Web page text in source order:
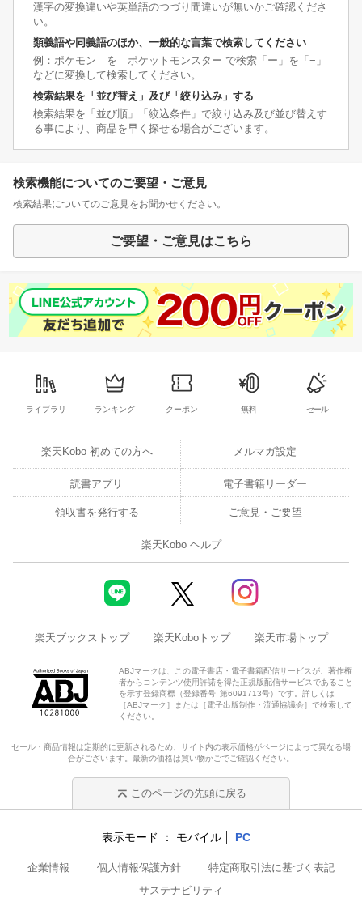
漢字の変換違いや英単語のつづり間違いが無いかご確認くださ
い。
類義語や同義語のほか、一般的な言葉で検索してください
例：ポケモン を ポケットモンスター で検索「ー」を「−」
などに変換して検索してください。
検索結果を「並び替え」及び「絞り込み」する
検索結果を「並び順」「絞込条件」で絞り込み及び並び替えす
る事により、商品を早く探せる場合がございます。
検索機能についてのご要望・ご意見
検索結果についてのご意見をお聞かせください。
ご要望・ご意見はこちら
ライブラリ ランキング クーポン 無料 セール
楽天Kobo 初めての方へ メルマガ設定
読書アプリ 電子書籍リーダー
領収書を発行する ご意見・ご要望
楽天Kobo ヘルプ
楽天ブックストップ 楽天Koboトップ 楽天市場トップ
ABJマークは、この電子書店・電子書籍配信サービスが、著作権
者からコンテンツ使用許諾を得た正規版配信サービスであること
を示す登録商標（登録番号 第6091713号）です。詳しくは
［ABJマーク］または［電子出版制作・流通協議会］で検索して
ください。
セール・商品情報は定期的に更新されるため、サイト内の表示価格がページによって異なる場
合がございます。最新の価格は買い物かごでご確認ください。
このページの先頭に戻る
表示モード モバイル PC
企業情報 個人情報保護方針
特定商取引法に基づく表記
サステナビリティ